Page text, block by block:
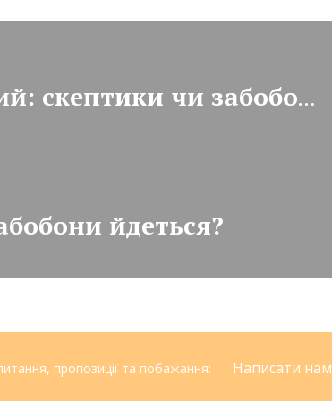
Хто щасливіший: скептики чи забобонні люди?
йдеться?
пропозиції та побажання: Написати нам